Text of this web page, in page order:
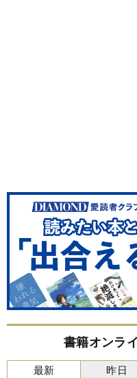
書籍オンラ
最新 昨日